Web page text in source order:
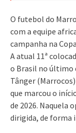
O futebol do
com a equipe
campanha na
A atual 11ª
o Brasil no último
Tânger
que marcou o
de 2026. Naquela
dirigida, de forma